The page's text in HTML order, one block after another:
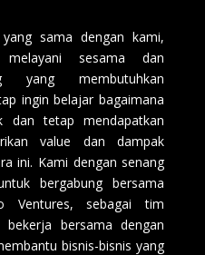
sama dengan kami,
sesama dan
yang membutuhkan
ingin belajar bagaimana
dan tetap mendapatkan
value dan dampak
ini. Kami dengan senang
bergabung bersama
Ventures, sebagai tim
bersama dengan
bisnis-bisnis yang